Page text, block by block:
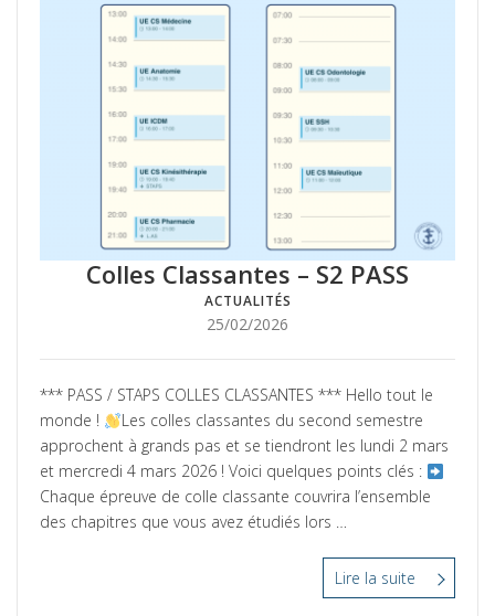
Colles Classantes – S2 PASS
ACTUALITÉS
Posté
25/02/2026
*** PASS / STAPS COLLES CLASSANTES *** Hello tout le
monde !
Les colles classantes du second semestre
approchent à grands pas et se tiendront les lundi 2 mars
et mercredi 4 mars 2026 ! Voici quelques points clés :
Chaque épreuve de colle classante couvrira l’ensemble
des chapitres que vous avez étudiés lors …
Lire la suite “Colles
Classantes